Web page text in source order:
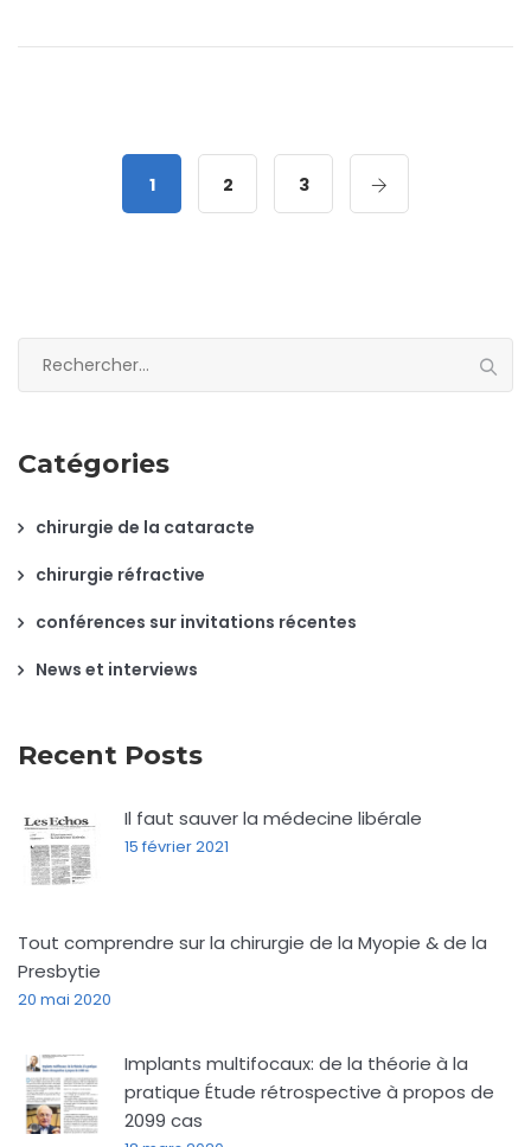
1 2 3
Catégories
chirurgie de la cataracte
chirurgie réfractive
conférences sur invitations récentes
News et interviews
Recent Posts
Il faut sauver la médecine libérale
15 février 2021
Tout comprendre sur la chirurgie de la Myopie & de la
Presbytie
20 mai 2020
Implants multifocaux: de la théorie à la
pratique Étude rétrospective à propos de
2099 cas